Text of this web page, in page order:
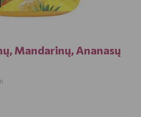
Mandarinų, Ananasų